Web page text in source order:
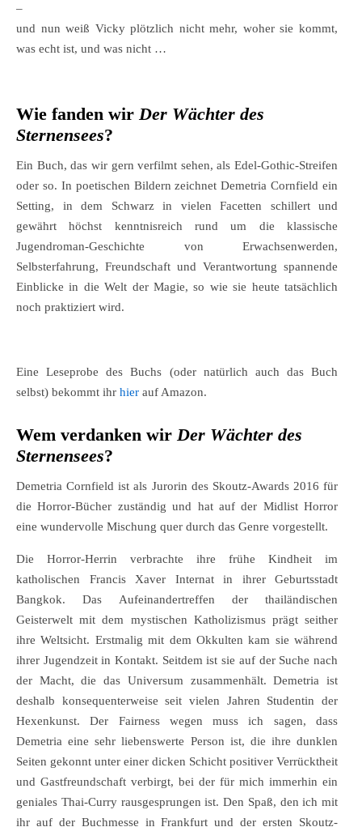
–
und nun weiß Vicky plötzlich nicht mehr, woher sie kommt,
was echt ist, und was nicht …
Wie fanden wir Der Wächter des
Sternensees?
Ein Buch, das wir gern verfilmt sehen, als Edel-Gothic-Streifen
oder so. In poetischen Bildern zeichnet Demetria Cornfield ein
Setting, in dem Schwarz in vielen Facetten schillert und
gewährt höchst kenntnisreich rund um die klassische
Jugendroman-Geschichte von Erwachsenwerden,
Selbsterfahrung, Freundschaft und Verantwortung spannende
Einblicke in die Welt der Magie, so wie sie heute tatsächlich
noch praktiziert wird.
Eine Leseprobe des Buchs (oder natürlich auch das Buch
selbst) bekommt ihr hier auf Amazon.
Wem verdanken wir Der Wächter des
Sternensees?
Demetria Cornfield ist als Jurorin des Skoutz-Awards 2016 für
die Horror-Bücher zuständig und hat auf der Midlist Horror
eine wundervolle Mischung quer durch das Genre vorgestellt.
Die Horror-Herrin verbrachte ihre frühe Kindheit im
katholischen Francis Xaver Internat in ihrer Geburtsstadt
Bangkok. Das Aufeinandertreffen der thailändischen
Geisterwelt mit dem mystischen Katholizismus prägt seither
ihre Weltsicht. Erstmalig mit dem Okkulten kam sie während
ihrer Jugendzeit in Kontakt. Seitdem ist sie auf der Suche nach
der Macht, die das Universum zusammenhält. Demetria ist
deshalb konsequenterweise seit vielen Jahren Studentin der
Hexenkunst. Der Fairness wegen muss ich sagen, dass
Demetria eine sehr liebenswerte Person ist, die ihre dunklen
Seiten gekonnt unter einer dicken Schicht positiver Verrücktheit
und Gastfreundschaft verbirgt, bei der für mich immerhin ein
geniales Thai-Curry rausgesprungen ist. Den Spaß, den ich mit
ihr auf der Buchmesse in Frankfurt und der ersten Skoutz-